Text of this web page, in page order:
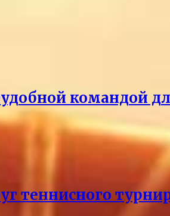
командой
теннисного